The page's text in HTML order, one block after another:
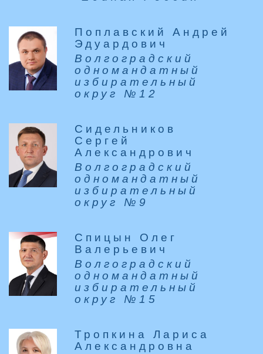
Поплавский Андрей
Эдуардович
Волгоградский
одномандатный
избирательный
округ №12
Сидельников
Сергей
Александрович
Волгоградский
одномандатный
избирательный
округ №9
Спицын Олег
Валерьевич
Волгоградский
одномандатный
избирательный
округ №15
Тропкина Лариса
Александровна